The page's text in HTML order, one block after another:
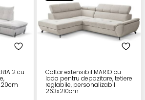
2 cu Coltar extensibil MARIO cu
lada pentru depozitare, tetiere
reglabile, personalizabil
263x210cm